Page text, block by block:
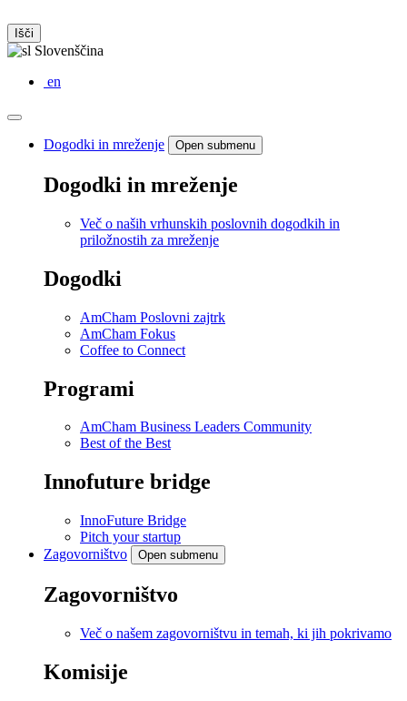
Išči
Slovenščina
en
Dogodki in mreženje Open submenu
Dogodki in mreženje
Več o naših vrhunskih poslovnih dogodkih in
priložnostih za mreženje
Dogodki
AmCham Poslovni zajtrk
AmCham Fokus
Coffee to Connect
Programi
AmCham Business Leaders Community
Best of the Best
Innofuture bridge
InnoFuture Bridge
Pitch your startup
Zagovorništvo
Open submenu
Zagovorništvo
Več o našem zagovorništvu in temah, ki jih pokrivamo
Komisije